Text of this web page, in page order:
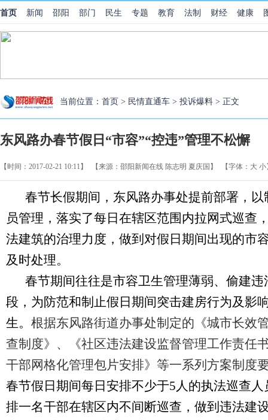
首页 新闻 邵阳 部门 民生 专题 教育 法制 财经 健康
当前位置： 首页 > 民情直通车 > 投诉爆料 > 正文
东风路办春节假日“市容”“控违”管理不松懈
【时间：2017-02-21 10:11】 【来源：邵阳新闻在线 陈志明 夏庆国】 【字体： 大 小
春节长假期间，东风路办事处提前部署，
员管理，落实了每日在辖区范围内拉网式巡查
法建筑的治理力度，做到对假日期间出现的市
及时处理。
春节期间往往是市容卫生管理薄弱、偷建
段，为防范和制止假日期间突击建房行为及影
生。 根据东风路街道办事处制定的《城市长效
查制度》、《社区违法建设监督管理工作责任
干部网格化管理包片安排》等一系列方案制度
春节假日期间每日安排不少于5人的执法巡查
排一名干部在辖区内不间断巡查，做到违法建